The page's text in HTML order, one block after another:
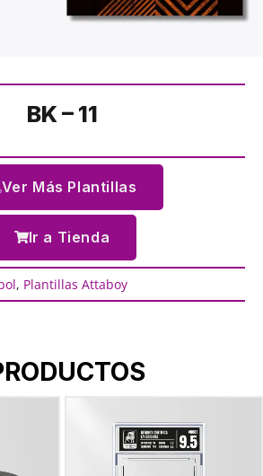
BK – 11
Ver Más Plantillas
Ir a Tienda
, Plantillas Attaboy